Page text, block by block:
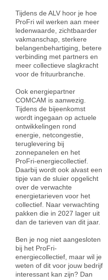
Tijdens de ALV hoor je hoe
ProFri wil werken aan meer
ledenwaarde, zichtbaarder
vakmanschap, sterkere
belangenbehartiging, betere
verbinding met partners en
meer collectieve slagkracht
voor de frituurbranche.
Ook energiepartner
COMCAM is aanwezig.
Tijdens de bijeenkomst
wordt ingegaan op actuele
ontwikkelingen rond
energie, netcongestie,
teruglevering bij
zonnepanelen en het
ProFri-energiecollectief.
Daarbij wordt ook alvast een
tipje van de sluier opgelicht
over de verwachte
energietarieven voor het
collectief. Naar verwachting
pakken die in 2027 lager uit
dan de tarieven van dit jaar.
Ben je nog niet aangesloten
bij het ProFri-
energiecollectief, maar wil je
weten of dit voor jouw bedrijf
interessant kan zijn? Dan